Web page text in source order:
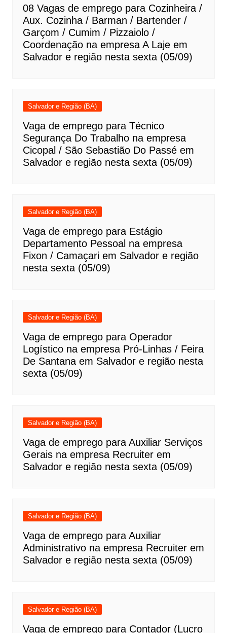
08 Vagas de emprego para Cozinheira /
Aux. Cozinha / Barman / Bartender /
Garçom / Cumim / Pizzaiolo /
Coordenação na empresa A Laje em
Salvador e região nesta sexta (05/09)
Salvador e Região (BA)
Vaga de emprego para Técnico
Segurança Do Trabalho na empresa
Cicopal / São Sebastião Do Passé em
Salvador e região nesta sexta (05/09)
Salvador e Região (BA)
Vaga de emprego para Estágio
Departamento Pessoal na empresa
Fixon / Camaçari em Salvador e região
nesta sexta (05/09)
Salvador e Região (BA)
Vaga de emprego para Operador
Logístico na empresa Pró-Linhas / Feira
De Santana em Salvador e região nesta
sexta (05/09)
Salvador e Região (BA)
Vaga de emprego para Auxiliar Serviços
Gerais na empresa Recruiter em
Salvador e região nesta sexta (05/09)
Salvador e Região (BA)
Vaga de emprego para Auxiliar
Administrativo na empresa Recruiter em
Salvador e região nesta sexta (05/09)
Salvador e Região (BA)
Vaga de emprego para Contador (Lucro